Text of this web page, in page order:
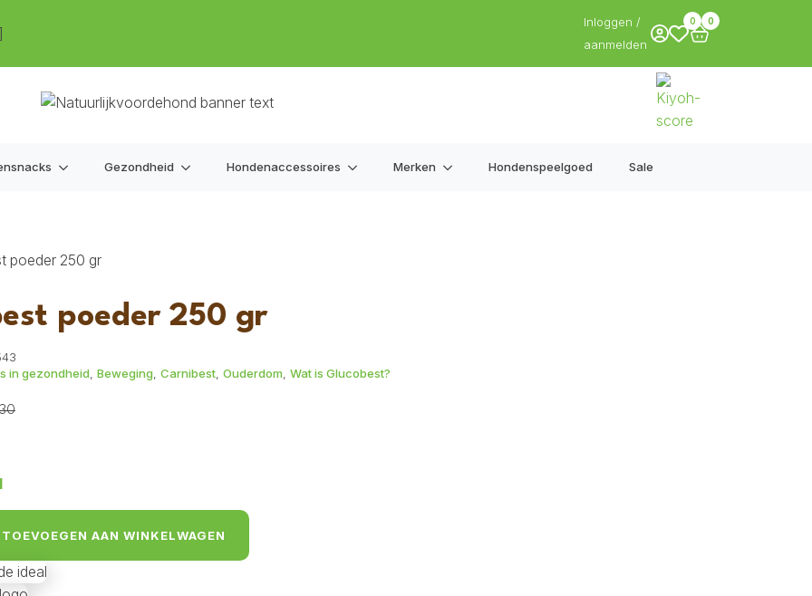
Inloggen /
aanmelden
0 0
Gezondheid Hondenaccessoires Merken Hondenspeelgoed Sale
poeder 250 gr
poeder 250 gr
in gezondheid Beweging Carnibest Ouderdom Wat is Glucobest?
TOEVOEGEN AAN WINKELWAGEN